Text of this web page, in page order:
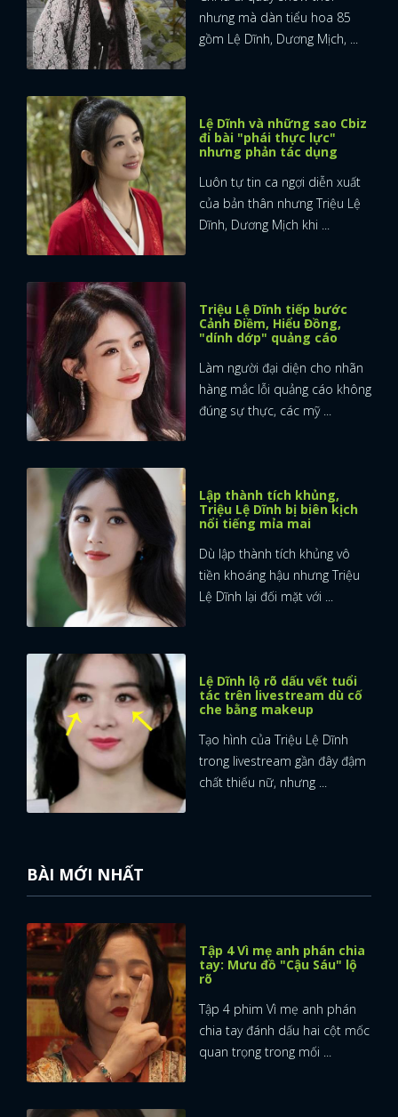
FACEBOOK GOOGLE
nhưng mà dàn tiểu hoa 85
gồm Lệ Dĩnh, Dương Mịch, ...
Lệ Dĩnh và những sao Cbiz
đi bài "phái thực lực"
nhưng phản tác dụng
Luôn tự tin ca ngợi diễn xuất
của bản thân nhưng Triệu Lệ
Dĩnh, Dương Mịch khi ...
Triệu Lệ Dĩnh tiếp bước
Cảnh Điềm, Hiểu Đồng,
"dính dớp" quảng cáo
Làm người đại diện cho nhãn
hàng mắc lỗi quảng cáo không
đúng sự thực, các mỹ ...
Lập thành tích khủng,
Triệu Lệ Dĩnh bị biên kịch
nổi tiếng mỉa mai
Dù lập thành tích khủng vô
tiền khoáng hậu nhưng Triệu
Lệ Dĩnh lại đối mặt với ...
Lệ Dĩnh lộ rõ dấu vết tuổi
tác trên livestream dù cố
che bằng makeup
Tạo hình của Triệu Lệ Dĩnh
trong livestream gần đây đậm
chất thiếu nữ, nhưng ...
BÀI MỚI NHẤT
Tập 4 Vì mẹ anh phán chia
tay: Mưu đồ "Cậu Sáu" lộ
rõ
Tập 4 phim Vì mẹ anh phán
chia tay đánh dấu hai cột mốc
quan trọng trong mối ...